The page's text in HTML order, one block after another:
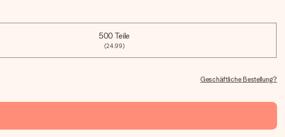
500 Teile
(24,99)
Geschäftliche Bestellung?